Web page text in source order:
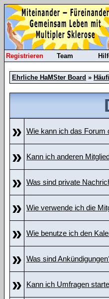
Registrieren Team
Ehrliche HaMSter Board »
» Wie kann ich das Forum
» Kann ich anderen
» Was sind private
» Wie verwende ich die
» Wie benutze ich den
» Was sind
» Kann ich Umfragen